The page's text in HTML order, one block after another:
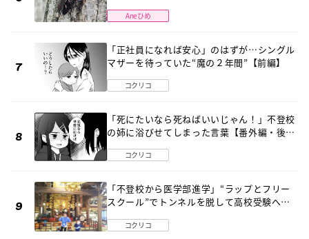
Aneひめ
「正社員になれば安心」のはずが…シングル
マザーを待っていた“魔の２年間”【前編】
コクリコ
「死にたいなら死ねばいいじゃん！」不登校
の姉に浴びせてしまった言葉【番外編・後
コクリコ
「不登校から医学部進学」“ラップとフリー
スクール”でトンネルを脱して高校受験へ
コクリコ